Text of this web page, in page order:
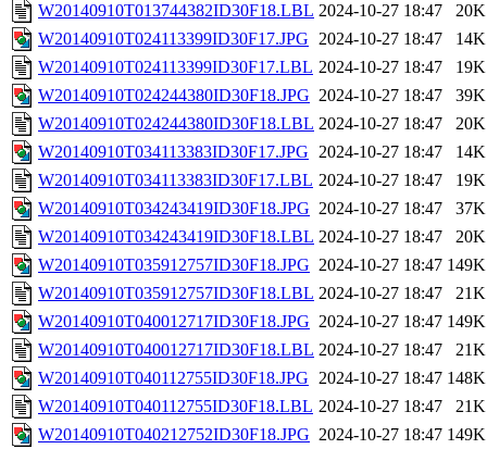
W20140910T013744382ID30F18.LBL 2024-10-27 18:47
20K
W20140910T024113399ID30F17.JPG 2024-10-27 18:47
14K
W20140910T024113399ID30F17.LBL 2024-10-27 18:47
19K
W20140910T024244380ID30F18.JPG 2024-10-27 18:47
39K
W20140910T024244380ID30F18.LBL 2024-10-27 18:47
20K
W20140910T034113383ID30F17.JPG 2024-10-27 18:47
14K
W20140910T034113383ID30F17.LBL 2024-10-27 18:47
19K
W20140910T034243419ID30F18.JPG 2024-10-27 18:47
37K
W20140910T034243419ID30F18.LBL 2024-10-27 18:47
20K
W20140910T035912757ID30F18.JPG 2024-10-27 18:47 149K
W20140910T035912757ID30F18.LBL 2024-10-27 18:47
21K
W20140910T040012717ID30F18.JPG 2024-10-27 18:47 149K
W20140910T040012717ID30F18.LBL 2024-10-27 18:47
21K
W20140910T040112755ID30F18.JPG 2024-10-27 18:47 148K
W20140910T040112755ID30F18.LBL 2024-10-27 18:47
21K
W20140910T040212752ID30F18.JPG 2024-10-27 18:47 149K